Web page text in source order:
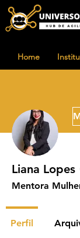
Home
Perfil
Liana Lopes
Mentora